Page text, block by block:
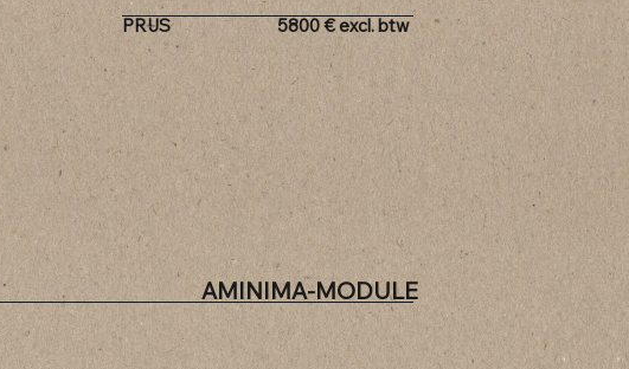
PRIJS 5800€excl. btw
AMINIMA-MODULE